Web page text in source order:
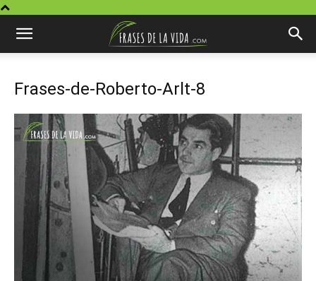
Frases-de-Roberto-Arlt-8